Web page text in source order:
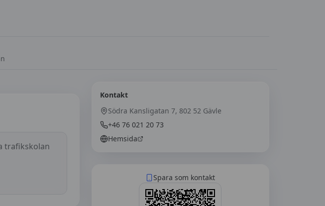
trafikskolan
Kontakt
Södra Kansligatan 7, 802 52 Gävle
+46 76 021 20 73
Hemsida
Spara som kontakt